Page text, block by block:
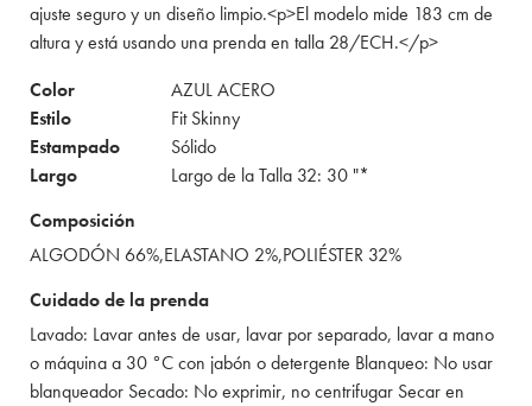
ajuste seguro y un diseño limpio.<p>El modelo mide 183 cm de
altura y está usando una prenda en talla 28/ECH.</p>
Color
AZUL ACERO
Estilo
Fit Skinny
Estampado
Sólido
Largo
Largo de la Talla 32: 30 "*
Composición
ALGODÓN 66%,ELASTANO 2%,POLIÉSTER 32%
Cuidado de la prenda
Lavado: Lavar antes de usar, lavar por separado, lavar a mano
o máquina a 30 °C con jabón o detergente Blanqueo: No usar
blanqueador Secado: No exprimir, no centrifugar Secar en